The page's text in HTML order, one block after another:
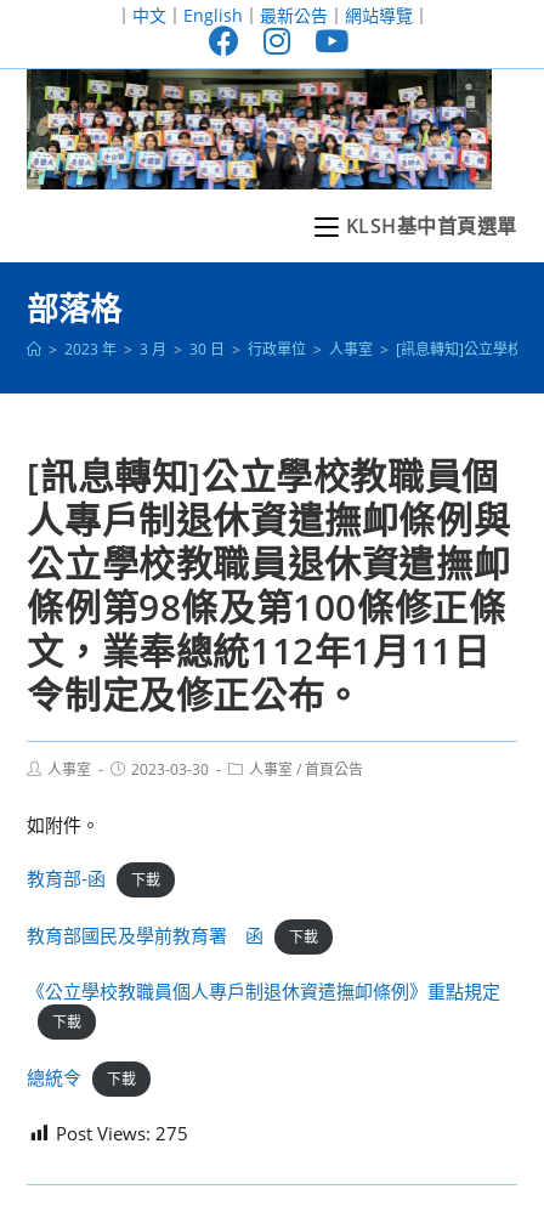
至
｜ 中文｜ English ｜ 最新公告｜ 網站導覽｜
KLSH基中首頁選單
部落格
> 2023 年 > 3 月 > 30 日 > 行政單位 > 人事室 > [訊息轉知]公立學校教
[訊息轉知]公立學校教職員個
人專戶制退休資遣撫卹條例與
公立學校教職員退休資遣撫卹
條例第98條及第100條修正條
文，業奉總統112年1月11日
令制定及修正公布。
Post人事室
Post2023-03-30
Post人事室 / 首頁公告
如附件。
教育部-函 下載
教育部國民及學前教育署 函 下載
《公立學校教職員個人專戶制退休資遣撫卹條例》重點規定
下載
總統令 下載
Post Views: 275